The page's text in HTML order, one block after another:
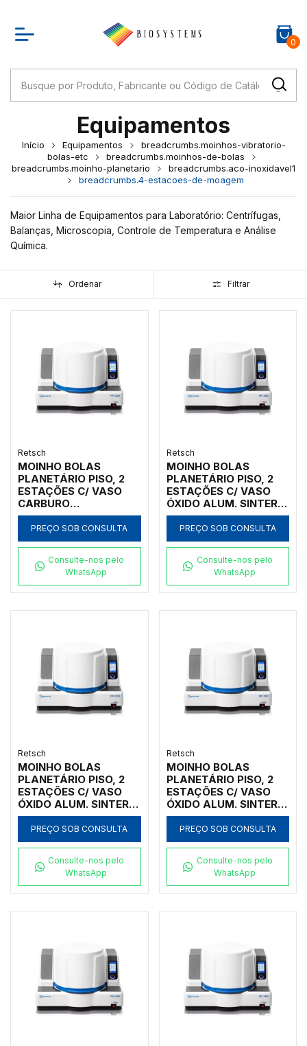
0
Equipamentos
Início Equipamentos
breadcrumbs.moinhos-vibratorio-
bolas-etc
breadcrumbs.moinhos-de-bolas
breadcrumbs.moinho-planetario
breadcrumbs.aco-inoxidavel1
breadcrumbs.4-estacoes-de-moagem
Maior Linha de Equipamentos para Laboratório: Centrífugas,
Balanças, Microscopia, Controle de Temperatura e Análise
Química.
Ordenar Filtrar
Retsch
MOINHO BOLAS
PLANETÁRIO PISO, 2
ESTAÇÕES C/ VASO
CARBURO
TUNGSTÊNIO 80ML,
INICIAL <10MM, FINAL
<1UM
PREÇO SOB CONSULTA
Consulte-nos pelo
WhatsApp
Retsch
MOINHO BOLAS
PLANETÁRIO PISO, 2
ESTAÇÕES C/ VASO
ÓXIDO ALUM. SINTER.
125ML, INICIAL <10MM,
FINAL <1UM
PREÇO SOB CONSULTA
Consulte-nos pelo
WhatsApp
Retsch
MOINHO BOLAS
PLANETÁRIO PISO, 2
ESTAÇÕES C/ VASO
ÓXIDO ALUM. SINTER.
250ML, INICIAL
<10MM, FINAL <1UM
PREÇO SOB CONSULTA
Consulte-nos pelo
WhatsApp
Retsch
MOINHO BOLAS
PLANETÁRIO PISO, 2
ESTAÇÕES C/ VASO
ÓXIDO ALUM. SINTER.
500ML, INICIAL
<10MM, FINAL <1UM
PREÇO SOB CONSULTA
Consulte-nos pelo
WhatsApp